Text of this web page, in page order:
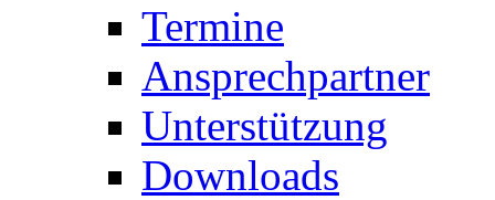
Termine
Ansprechpartner
Unterstützung
Downloads